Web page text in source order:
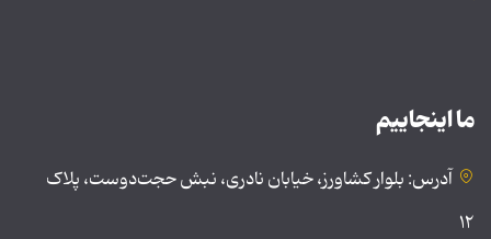
ما اینجاییم
آدرس: بلوار کشاورز، خیابان نادری، نبش حجت‌دوست، پلاک
۱۲